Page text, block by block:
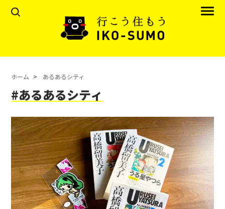
ホーム あるあるシティ
#あるあるシティ